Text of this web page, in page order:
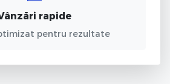
rapide
pentru rezultate